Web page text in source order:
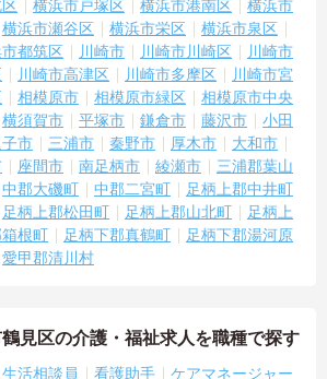
横浜市戸塚区 横浜市港南区
横浜市
横浜市瀬谷区 横浜市栄区
横浜市泉区
都筑区 川崎市 川崎市川崎区
川崎市
川崎市高津区 川崎市多摩区
川崎市宮
相模原市 相模原市緑区
相模原市中央
横須賀市 平塚市 鎌倉市 藤沢市
小田
市 三浦市 秦野市 厚木市
大和市
座間市 南足柄市 綾瀬市
三浦郡葉山
中郡大磯町 中郡二宮町
足柄上郡中井町
足柄上郡松田町 足柄上郡山北町
足柄上
根町 足柄下郡真鶴町
足柄下郡湯河原
愛甲郡清川村
見区の介護・福祉求人を職種で探す
生活相談員 看護助手 ケアマネージャー